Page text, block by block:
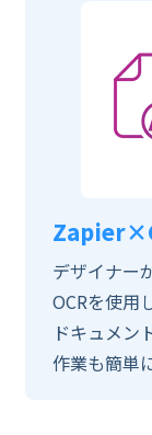
デザイナー
OCRを使用
ドキュメン
作業も簡単